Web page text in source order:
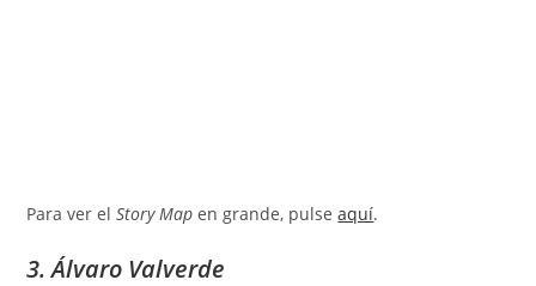
Para ver elStory Map en grande, pulseaquí.
3. Álvaro Valverde